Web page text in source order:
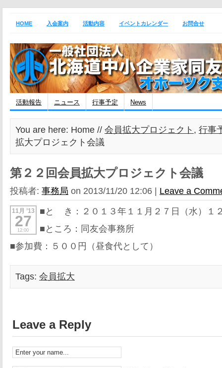
HOME 入会案内 活動内容 イベントカレンダー お問合せ
活動報告 ニュース 行事予定 News
You are here: Home // 会員拡大プロジェクト , 行事
拡大プロジェクト会議
第２２回会員拡大プロジェクト会議
投稿者: 事務局 on 2013/11/20 12:06 | Leave a
11月 ’13
27
12:00
■と き：２０１３年１１月２７日（水）１
■ところ：同友会事務所
■参加費：５００円（昼食代として）
Tags: 会員拡大
Leave a Reply